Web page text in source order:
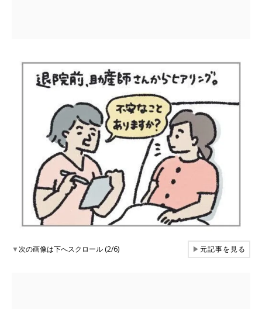
▼次の画像は下へスクロール (2/6) ▶元記事を見る